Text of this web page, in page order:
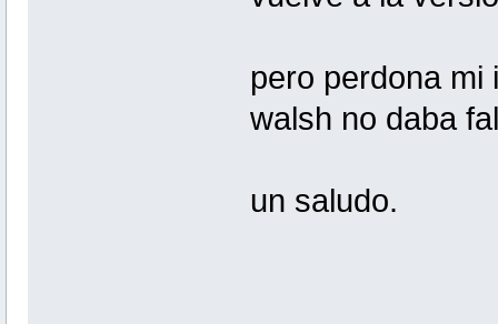
pero perdona mi
walsh no daba
un saludo.